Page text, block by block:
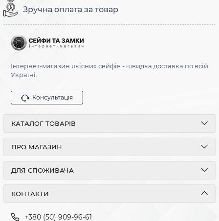
Зручна оплата за товар
Інтернет-магазин якісних сейфів - швидка доставка по всій
Україні.
Консультація
КАТАЛОГ ТОВАРІВ
ПРО МАГАЗИН
ДЛЯ СПОЖИВАЧА
КОНТАКТИ
+380 (50) 909-96-61